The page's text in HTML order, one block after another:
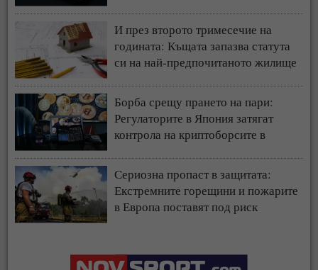
И през второто тримесечие на
годината: Къщата запазва статута
си на най-предпочитаното жилище
Борба срещу прането на пари:
Регулаторите в Япония затягат
контрола на криптоборсите в
Сериозна пропаст в защитата:
Екстремните горещини и пожарите
в Европа поставят под риск